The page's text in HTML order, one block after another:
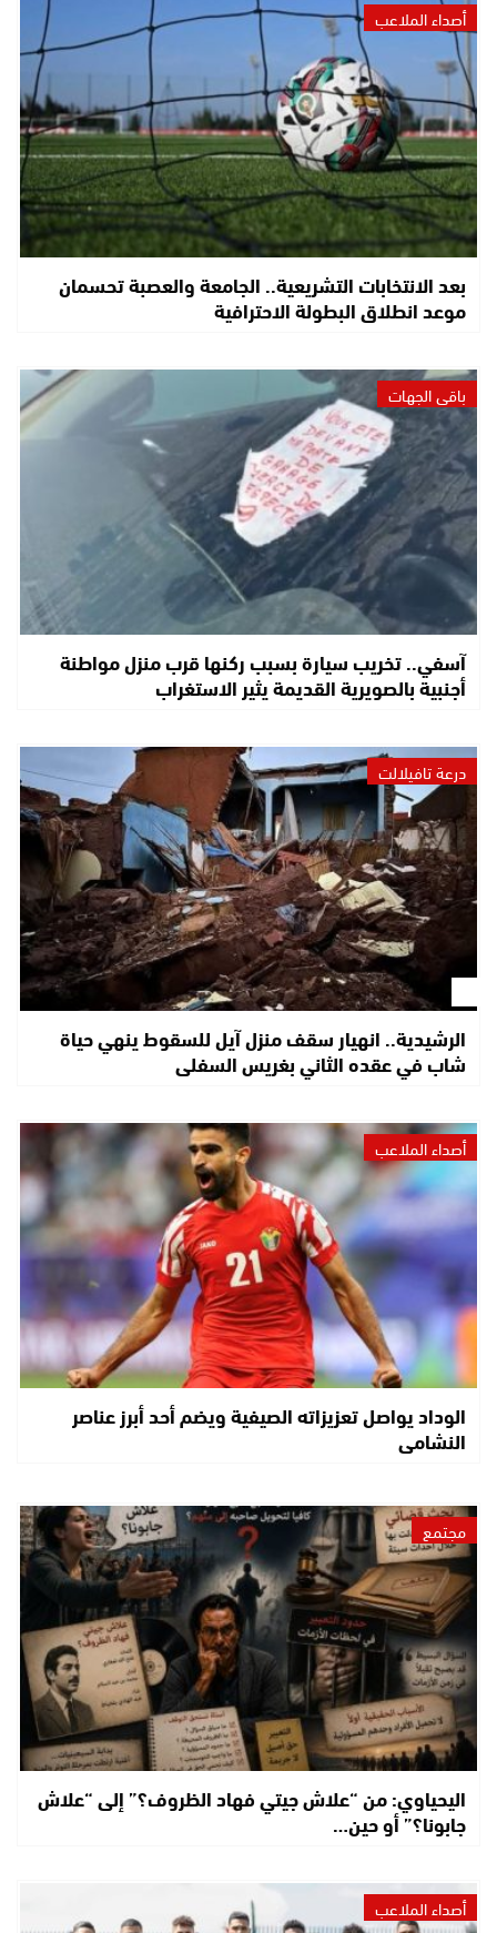
أصداء الملاعب
بعد الانتخابات التشريعية.. الجامعة والعصبة تحسمان
موعد انطلاق البطولة الاحترافية
باقي الجهات
آسفي.. تخريب سيارة بسبب ركنها قرب منزل مواطنة
أجنبية بالصويرية القديمة يثير الاستغراب
درعة تافيلالت
الرشيدية.. انهيار سقف منزل آيل للسقوط ينهي حياة
شاب في عقده الثاني بغريس السفلى
أصداء الملاعب
الوداد يواصل تعزيزاته الصيفية ويضم أحد أبرز عناصر
النشامى
مجتمع
اليحياوي: من “علاش جيتي فهاد الظروف؟” إلى “علاش
جابونا؟” أو حين…
أصداء الملاعب